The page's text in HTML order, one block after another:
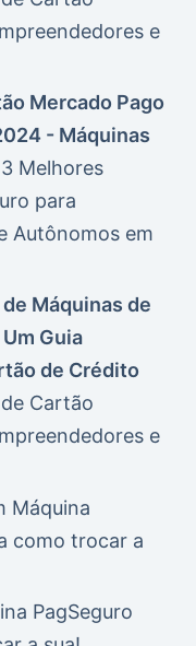
e
Mercado Pago
- Máquinas
Melhores
para
Autônomos em
Máquinas de
Guia
de Crédito
Cartão
e
Máquina
como trocar a
PagSeguro